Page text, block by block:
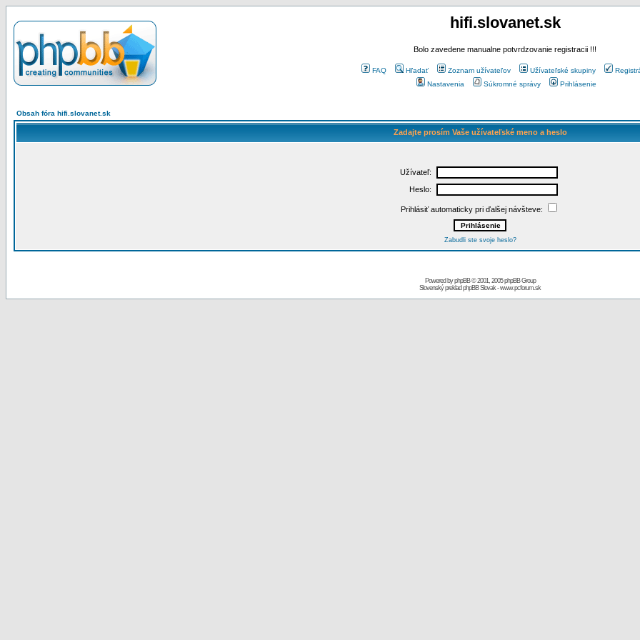
hifi.slovanet.sk
Bolo zavedene manualne potvrdzovanie registracii !!!
FAQ Hľadať Zoznam užívateľov Užívateľské skupiny
Nastavenia
Súkromné správy Prihlásenie
Obsah fóra hifi.slovanet.sk
Zadajte prosím Vaše užívateľské meno a heslo
Užívateľ:
Heslo:
Prihlásiť automaticky pri ďalšej návšteve:
Zabudli ste svoje heslo?
Powered byphpBB© 2001, 2005 phpBB Group
Slovenský preklad phpBB Slovak-www.pcforum.sk